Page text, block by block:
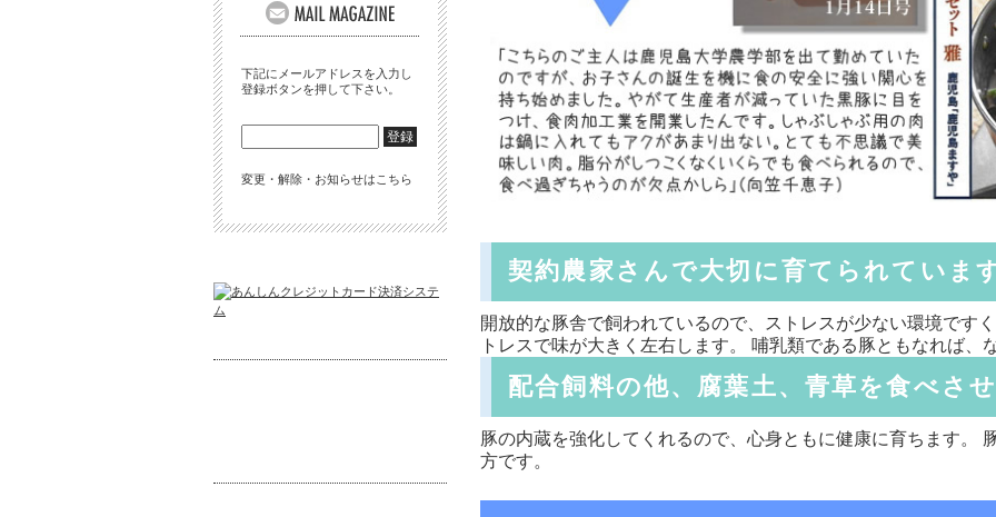
契約農家さんで大切に育てられていま
開放的な豚舎で飼われているので、ストレスが少ない環境です
トレスで味が大きく左右します。 哺乳類である豚ともなれば、
配合飼料の他、腐葉土、青草を食べさ
豚の内蔵を強化してくれるので、心身ともに健康に育ちます。
方です。
下記にメールアドレスを入力し
登録ボタンを押して下さい。
変更・解除・お知らせはこちら